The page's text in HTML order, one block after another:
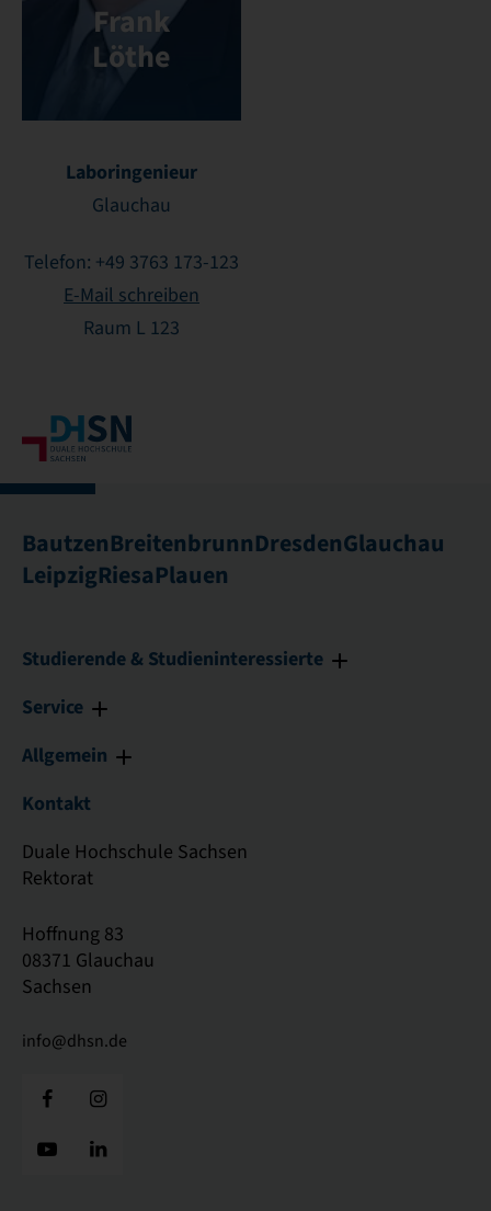
Frank
Löthe
Laboringenieur
Glauchau
Telefon: +49 3763 173-123
E-Mail schreiben
Raum L 123
BautzenBreitenbrunnDresdenGlauchau
LeipzigRiesaPlauen
Studierende & Studieninteressierte
Service
Allgemein
Kontakt
Duale Hochschule Sachsen
Rektorat
Hoffnung 83
08371 Glauchau
Sachsen
info@dhsn.de